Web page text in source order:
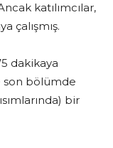
katılımcılar,
çalışmış.
dakikaya
son bölümde
bir